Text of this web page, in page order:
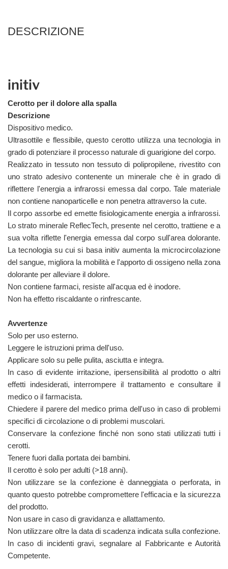
DESCRIZIONE
initiv
Cerotto per il dolore alla spalla
Descrizione
Dispositivo medico.
Ultrasottile e flessibile, questo cerotto utilizza una tecnologia in
grado di potenziare il processo naturale di guarigione del corpo.
Realizzato in tessuto non tessuto di polipropilene, rivestito con
uno strato adesivo contenente un minerale che è in grado di
riflettere l'energia a infrarossi emessa dal corpo. Tale materiale
non contiene nanoparticelle e non penetra attraverso la cute.
Il corpo assorbe ed emette fisiologicamente energia a infrarossi.
Lo strato minerale ReflecTech, presente nel cerotto, trattiene e a
sua volta riflette l'energia emessa dal corpo sull'area dolorante.
La tecnologia su cui si basa initiv aumenta la microcircolazione
del sangue, migliora la mobilità e l'apporto di ossigeno nella zona
dolorante per alleviare il dolore.
Non contiene farmaci, resiste all'acqua ed è inodore.
Non ha effetto riscaldante o rinfrescante.
Avvertenze
Solo per uso esterno.
Leggere le istruzioni prima dell'uso.
Applicare solo su pelle pulita, asciutta e integra.
In caso di evidente irritazione, ipersensibilità al prodotto o altri
effetti indesiderati, interrompere il trattamento e consultare il
medico o il farmacista.
Chiedere il parere del medico prima dell'uso in caso di problemi
specifici di circolazione o di problemi muscolari.
Conservare la confezione finché non sono stati utilizzati tutti i
cerotti.
Tenere fuori dalla portata dei bambini.
Il cerotto è solo per adulti (>18 anni).
Non utilizzare se la confezione è danneggiata o perforata, in
quanto questo potrebbe compromettere l'efficacia e la sicurezza
del prodotto.
Non usare in caso di gravidanza e allattamento.
Non utilizzare oltre la data di scadenza indicata sulla confezione.
In caso di incidenti gravi, segnalare al Fabbricante e Autorità
Competente.